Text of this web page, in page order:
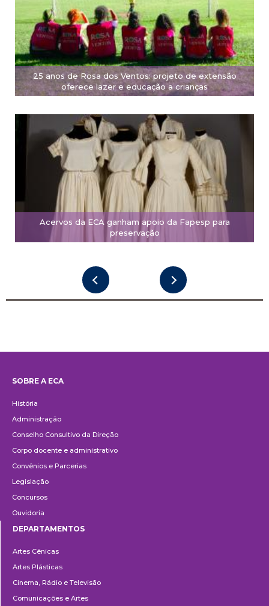
25 anos de Rosa dos Ventos: projeto de extensão
oferece lazer e educação a crianças
Acervos da ECA ganham apoio da Fapesp para
preservação
SOBRE A ECA
História
Administração
Conselho Consultivo da Direção
Corpo docente e administrativo
Convênios e Parcerias
Legislação
Concursos
Ouvidoria
DEPARTAMENTOS
Artes Cênicas
Artes Plásticas
Cinema, Rádio e Televisão
Comunicações e Artes